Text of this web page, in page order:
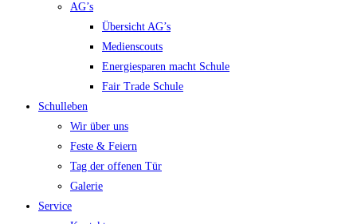
AG’s
Übersicht AG’s
Medienscouts
Energiesparen macht Schule
Fair Trade Schule
Schulleben
Wir über uns
Feste & Feiern
Tag der offenen Tür
Galerie
Service